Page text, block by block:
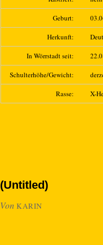
Geburt:
Herkunft:
In Wörrstadt seit:
Schulterhöhe/Gewicht:
Rasse: X-
(Untitled)
Von KARIN